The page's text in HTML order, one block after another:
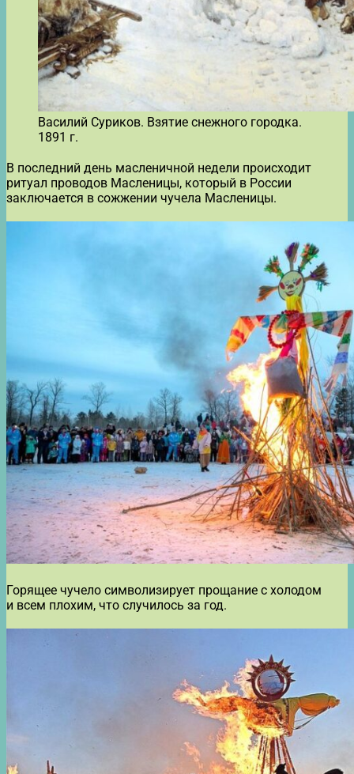
Василий Суриков. Взятие снежного городка.
1891 г.
В последний день масленичной недели происходит
ритуал проводов Масленицы, который в России
заключается в сожжении чучела Масленицы.
Горящее чучело символизирует прощание с холодом
и всем плохим, что случилось за год.